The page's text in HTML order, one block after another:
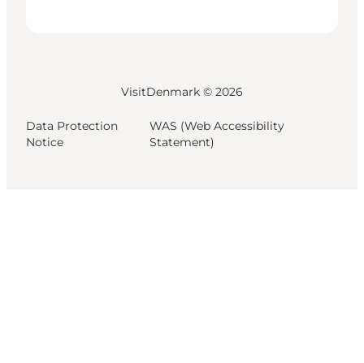
VisitDenmark © 2026
Data Protection
Notice
WAS (Web Accessibility
Statement)